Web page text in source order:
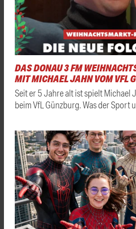
DAS DONAU 3 FM
MIT MICHAEL JAHN VOM VFL
Seit er 5 Jahre alt ist spielt Michael
beim VfL Günzburg. Was der Sport